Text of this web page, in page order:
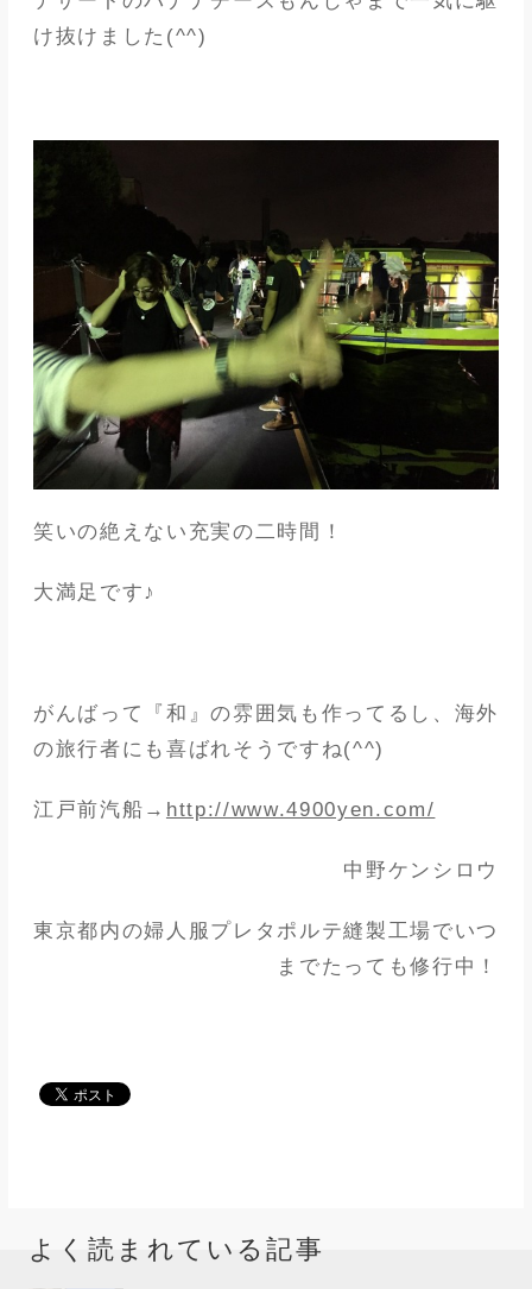
け抜けました(^^)
笑いの絶えない充実の二時間！
大満足です♪
がんばって『和』の雰囲気も作ってるし、海外
の旅行者にも喜ばれそうですね(^^)
江戸前汽船→ http://www.4900yen.com/
中野ケンシロウ
東京都内の婦人服プレタポルテ縫製工場でいつ
までたっても修行中！
よく読まれている記事